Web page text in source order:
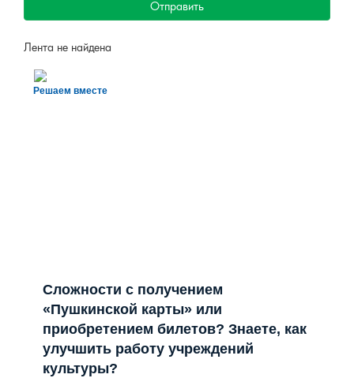
Отправить
Лента не найдена
Решаем вместе
Сложности с получением
«Пушкинской карты» или
приобретением билетов? Знаете, как
улучшить работу учреждений
культуры?